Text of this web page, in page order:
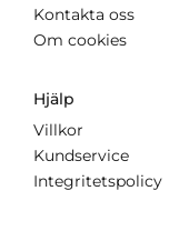
Kontakta oss
Om cookies
Hjälp
Villkor
Kundservice
Integritetspolicy